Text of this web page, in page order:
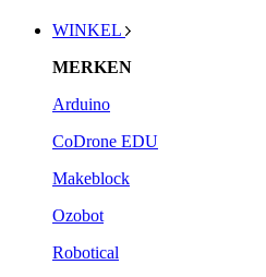
WINKEL
MERKEN
Arduino
CoDrone EDU
Makeblock
Ozobot
Robotical